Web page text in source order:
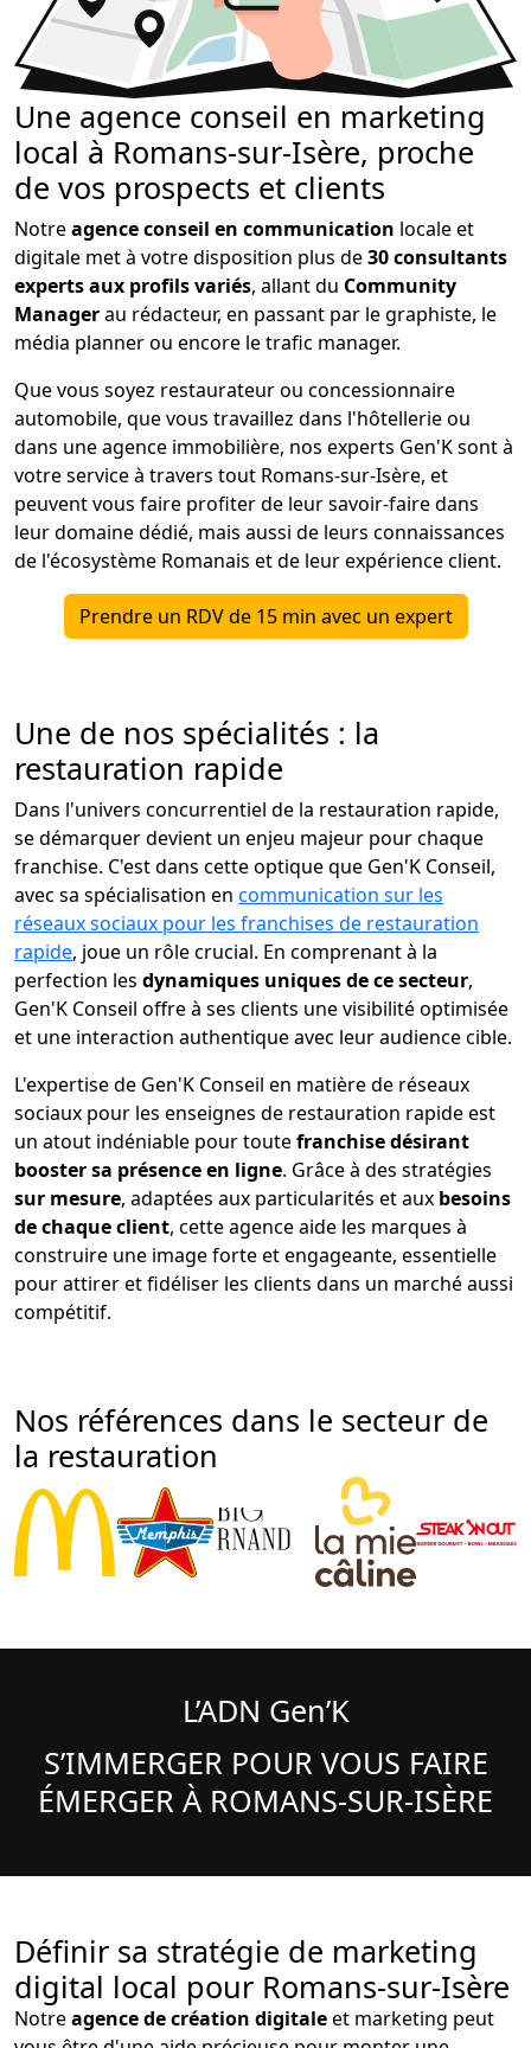
Une agence conseil en marketing
local à Romans-sur-Isère, proche
de vos prospects et clients
Notreagence conseil en communication locale et
digitale met à votre disposition plus de30 consultants
experts aux profils variés, allant du Community
Managerau rédacteur, en passant par le graphiste, le
média planner ou encore le trafic manager.
Que vous soyez restaurateur ou concessionnaire
automobile, que vous travaillez dans l'hôtellerie ou
dans une agence immobilière, nos experts Gen'K sont à
votre service à travers tout Romans-sur-Isère, et
peuvent vous faire profiter de leur savoir-faire dans
leur domaine dédié, mais aussi de leurs connaissances
de l'écosystème Romanais et de leur expérience client.
Prendre un RDV de 15 min avec un expert
Une de nos spécialités : la
restauration rapide
Dans l'univers concurrentiel de la restauration rapide,
se démarquer devient un enjeu majeur pour chaque
franchise. C'est dans cette optique que Gen'K Conseil,
avec sa spécialisation en communication sur les
réseaux sociaux pour les franchises de restauration
rapide, joue un rôle crucial. En comprenant à la
perfection les dynamiques uniques de ce secteur,
Gen'K Conseil offre à ses clients une visibilité optimisée
et une interaction authentique avec leur audience cible.
L'expertise de Gen'K Conseil en matière de réseaux
sociaux pour les enseignes de restauration rapide est
un atout indéniable pour toutefranchise désirant
booster sa présence en ligne. Grâce à des stratégies
sur mesure, adaptées aux particularités et aux besoins
de chaque client, cette agence aide les marques à
construire une image forte et engageante, essentielle
pour attirer et fidéliser les clients dans un marché aussi
compétitif.
Nos références dans le secteur de
la restauration
L’ADN Gen’K
S’IMMERGER POUR VOUS FAIRE
ÉMERGER À ROMANS-SUR-ISÈRE
Définir sa stratégie de marketing
digital local pour Romans-sur-Isère
Notreagence de création digitaleet marketing peut